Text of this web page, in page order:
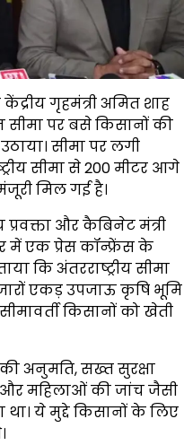
गृहमंत्री अमित शाह
पर बसे किसानों की
सीमा पर लगी
सीमा से 200 मीटर आगे
मिल गई है।
और कैबिनेट मंत्री
में एक प्रेस कॉन्फ्रेंस के
कि अंतरराष्ट्रीय सीमा
एकड़ उपजाऊ कृषि भूमि
किसानों को खेती
अनुमति, सख्त सुरक्षा
महिलाओं की जांच जैसी
ये मुद्दे किसानों के लिए